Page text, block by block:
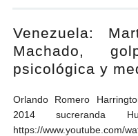
Venezuela:
Machado,
psicológica y
Orlando Romero
2014 sucreranda
https://www.youtube.com/